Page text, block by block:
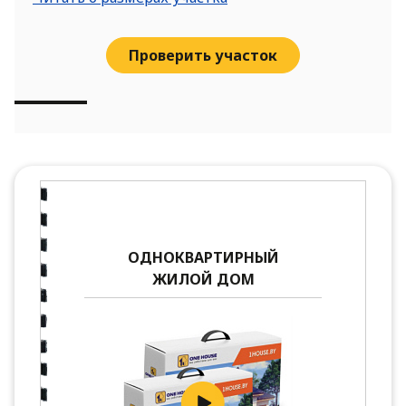
Проверить участок
ОДНОКВАРТИРНЫЙ
ЖИЛОЙ ДОМ